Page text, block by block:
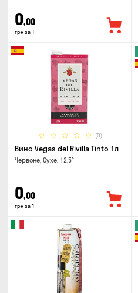
0,00
грн за 1
(0)
Вино Vegas del Rivilla Tinto 1л
Червоне, Сухе, 12.5°
0,00
грн за 1